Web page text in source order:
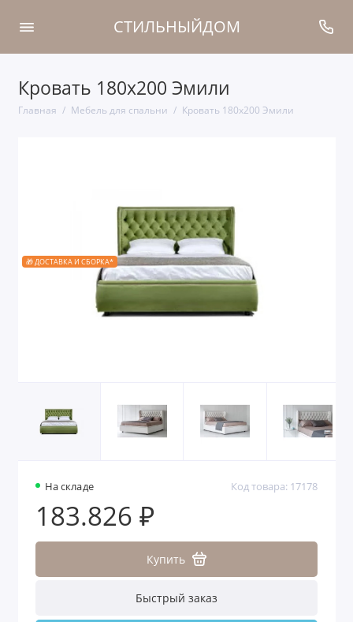
СТИЛЬНЫЙДОМ
Кровать 180x200 Эмили
Главная Мебель для спальни Кровать 180x200 Эмили
🎁 ДОСТАВКА И СБОРКА*
На складе Код товара: 17178
183.826 ₽
Купить
Быстрый заказ